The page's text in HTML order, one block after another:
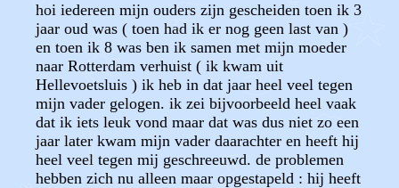
hoi iedereen mijn ouders zijn gescheiden toen ik 3
jaar oud was ( toen had ik er nog geen last van )
en toen ik 8 was ben ik samen met mijn moeder
naar Rotterdam verhuist ( ik kwam uit
Hellevoetsluis ) ik heb in dat jaar heel veel tegen
mijn vader gelogen. ik zei bijvoorbeeld heel vaak
dat ik iets leuk vond maar dat was dus niet zo een
jaar later kwam mijn vader daarachter en heeft hij
heel veel tegen mij geschreeuwd. de problemen
hebben zich nu alleen maar opgestapeld : hij heeft